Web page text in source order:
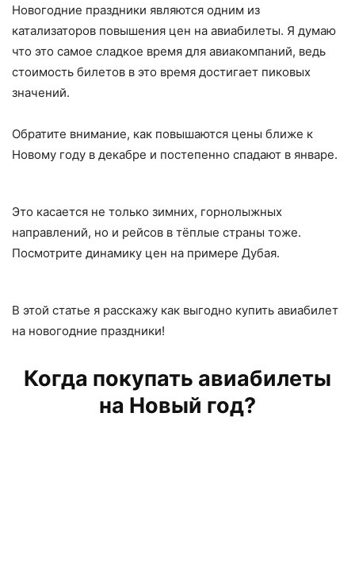
Новогодние праздники являются одним из
катализаторов повышения цен на авиабилеты. Я думаю
что это самое сладкое время для авиакомпаний, ведь
стоимость билетов в это время достигает пиковых
значений.
Обратите внимание, как повышаются цены ближе к
Новому году в декабре и постепенно спадают в январе.
Это касается не только зимних, горнолыжных
направлений, но и рейсов в тёплые страны тоже.
Посмотрите динамику цен на примере Дубая.
В этой статье я расскажу как выгодно купить авиабилет
на новогодние праздники!
Когда покупать авиабилеты
на Новый год?